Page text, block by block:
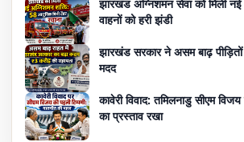
झारखंड अग्निशमन सेवा को मिली
वाहनों को हरी झंडी
झारखंड सरकार ने असम बाढ़
मदद
कावेरी विवाद: तमिलनाडु सीएम
का प्रस्ताव रखा